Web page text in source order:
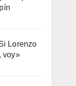
Lorenzo
voy»